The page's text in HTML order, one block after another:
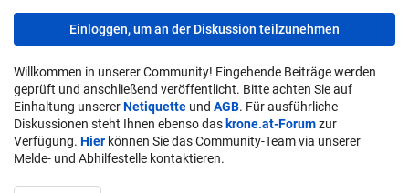
Einloggen, um an der Diskussion teilzunehmen
Willkommen in unserer Community! Eingehende Beiträge werden
geprüft und anschließend veröffentlicht. Bitte achten Sie auf
Einhaltung unsererNetiquette und AGB. Für ausführliche
Diskussionen steht Ihnen ebenso daskrone.at-Forumzur
Verfügung. Hier können Sie das Community-Team via unserer
Melde- und Abhilfestelle kontaktieren.